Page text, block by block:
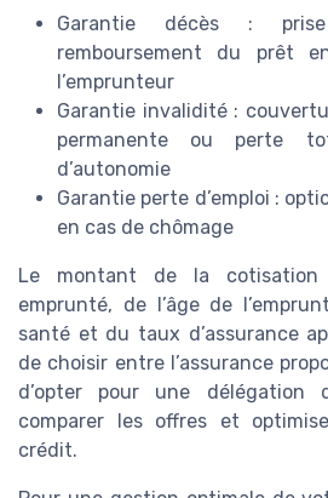
Garantie décès :
remboursement du prêt
l’emprunteur
Garantie invalidité :
permanente ou perte
d’autonomie
Garantie perte d’emploi :
en cas de chômage
Le montant de la cotisation
emprunté, de l’âge de
santé et du taux d’assurance
de choisir entre l’assurance
d’opter pour une délégation
comparer les offres et
crédit.